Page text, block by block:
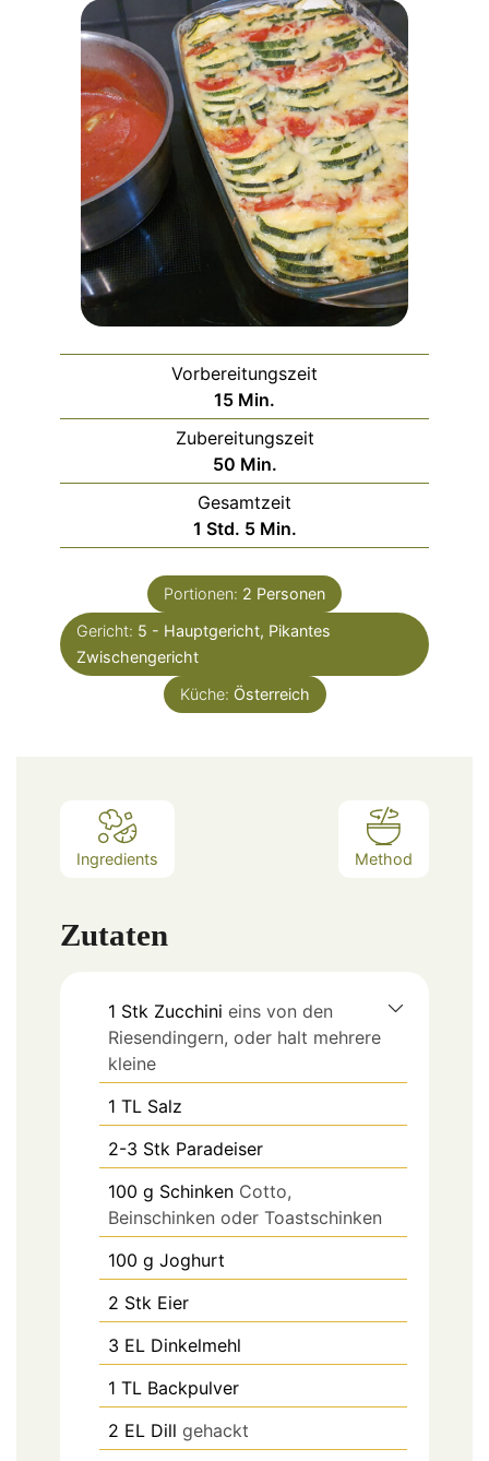
Vorbereitungszeit
15Minuten
Min.
Zubereitungszeit
50Minuten
Min.
Gesamtzeit
1 Stunde
Std. 5Minuten
Min.
Portionen: 2 Personen
Gericht: 5 - Hauptgericht, Pikantes
Zwischengericht
Küche: Österreich
Ingredients Method
Zutaten
1 Stk Zucchini eins von den
Riesendingern, oder halt mehrere
kleine
1 TL Salz
2-3 Stk Paradeiser
100 g Schinken Cotto,
Beinschinken oder Toastschinken
100 g Joghurt
2 Stk Eier
3 EL Dinkelmehl
1 TL Backpulver
2 EL Dill gehackt